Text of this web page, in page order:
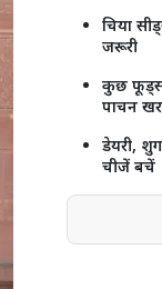
चिया
जरूरी
कुछ
पाचन
डेयरी,
चीजें बचें